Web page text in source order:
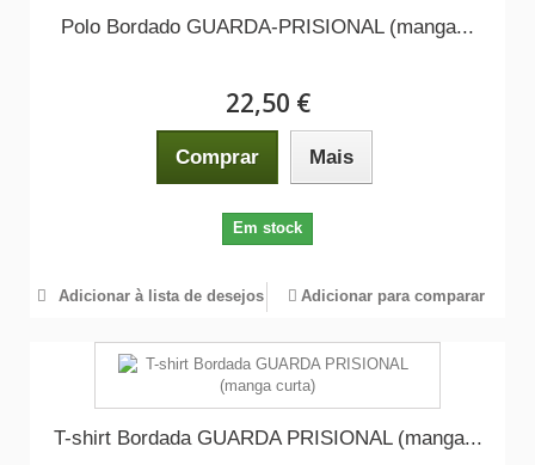
Polo Bordado GUARDA-PRISIONAL (manga...
22,50 €
Comprar Mais
Em stock
Adicionar à lista de desejos Adicionar para comparar
T-shirt Bordada GUARDA PRISIONAL (manga...